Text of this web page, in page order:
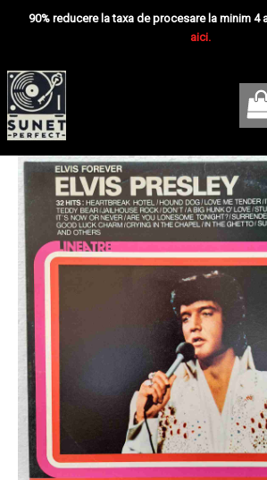
90% reducere la taxa de procesare la minim 4
aici.